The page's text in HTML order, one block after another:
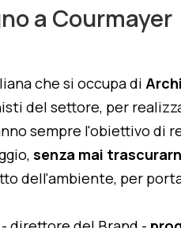
a Courmayer
che si occupa di
del settore, per
sempre l'obiettivo di
senza mai
dell'ambiente, per